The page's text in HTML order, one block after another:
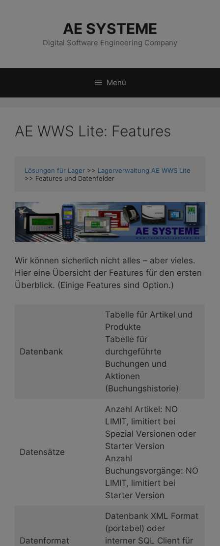
AE SYSTEME
Digital Software Engineering Company
Menü
AE WWS Lite: Features
Lösungen für Lager >> Lagerverwaltung AE WWS Lite
>> Features und Datenfelder
Wir können sicherlich nicht alles – aber vieles.
Hier eine Übersicht der Features für den ersten
Überblick. (Einige Features sind Option.)
Datenbank
Tabelle für Artikel und
Produkte
Tabelle für
durchgeführte
Buchungen und
Aktionen
(Buchungshistorie)
Datensätze
Anzahl Artikel: NO
LIMIT, limitiert bei
Spezial Versionen oder
Starter Version
Anzahl
Buchungsvorgänge: NO
LIMIT, limitiert bei
Starter Version
Datenformat
Datenbank XML Format
(portabel) oder
interner SQL Client für